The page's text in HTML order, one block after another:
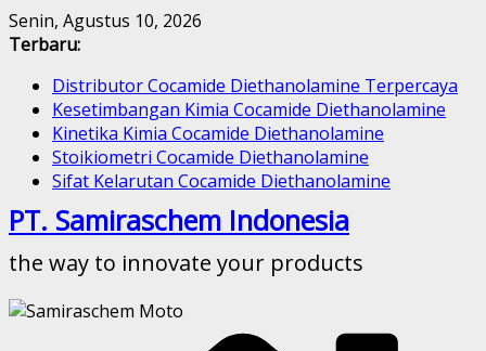
Skip
to
Senin, Agustus 10, 2026
Terbaru:
Distributor Cocamide Diethanolamine Terpercaya
Kesetimbangan Kimia Cocamide Diethanolamine
Kinetika Kimia Cocamide Diethanolamine
Stoikiometri Cocamide Diethanolamine
Sifat Kelarutan Cocamide Diethanolamine
PT. Samiraschem Indonesia
the way to innovate your products